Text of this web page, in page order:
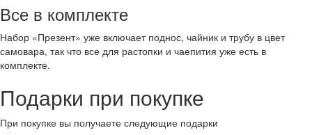
Все в комплекте
Набор «Презент» уже включает поднос, чайник и трубу в цвет
самовара, так что все для растопки и чаепития уже есть в
комплекте.
Подарки при покупке
При покупке вы получаете следующие подарки